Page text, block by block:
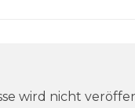
wird nicht